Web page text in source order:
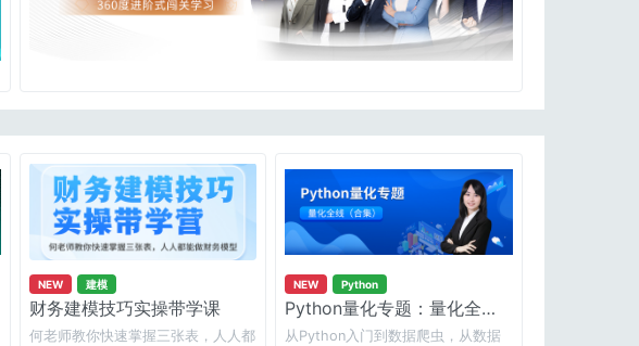
NEW 建模
财务建模技巧实操带学课
何老师教你快速掌握三张表，人人都
NEW Python
Python量化专题：量化全线
（合集）
从Python入门到数据爬虫，从数据